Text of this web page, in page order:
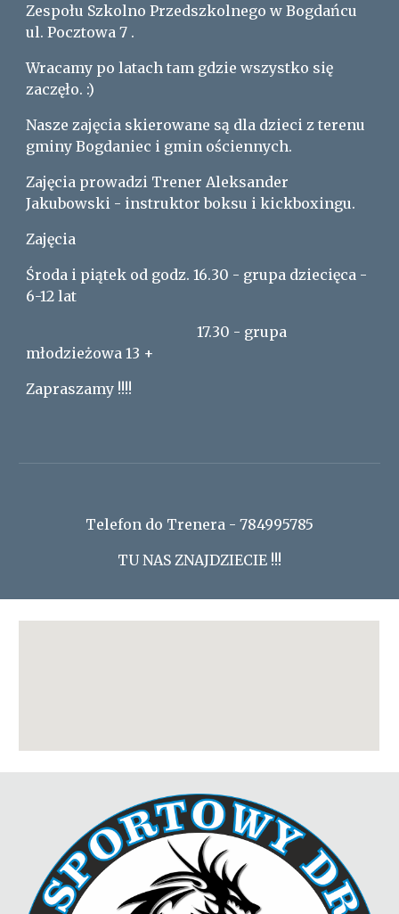
Zespołu Szkolno Przedszkolnego w Bogdańcu
ul. Pocztowa 7 .
Wracamy po latach tam gdzie wszystko się
zaczęło. :)
Nasze zajęcia skierowane są dla dzieci z terenu
gminy Bogdaniec i gmin ościennych.
Zajęcia prowadzi Trener Aleksander
Jakubowski - instruktor boksu i kickboxingu.
Zajęcia
Środa i piątek od godz. 16.30 - grupa dziecięca -
6-12 lat
17.30 - grupa
młodzieżowa 13 +
Zapraszamy !!!!
Telefon do Trenera - 784995785
TU NAS ZNAJDZIECIE !!!